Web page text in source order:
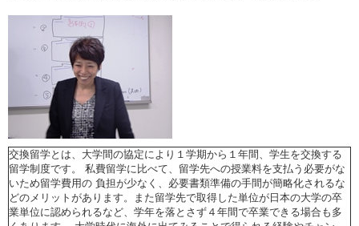
交換留学とは、大学間の協定により１学期から１年間、学生を交換する
留学制度です。 私費留学に比べて、留学先への授業料を支払う必要がな
いため留学費用の 負担が少なく、必要書類準備の手間が簡略化されるな
どのメリットがあります。また留学先で取得した単位が日本の大学の卒
業単位に認められるなど、学年を落とさず４年間で卒業できる場合も多